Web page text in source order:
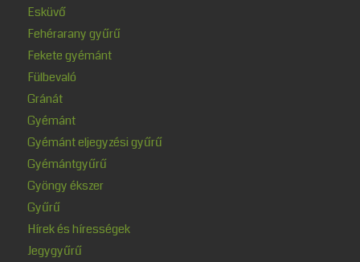
Esküvő
Fehérarany gyűrű
Fekete gyémánt
Fülbevaló
Gránát
Gyémánt
Gyémánt eljegyzési gyűrű
Gyémántgyűrű
Gyöngy ékszer
Gyűrű
Hírek és hírességek
Jegygyűrű